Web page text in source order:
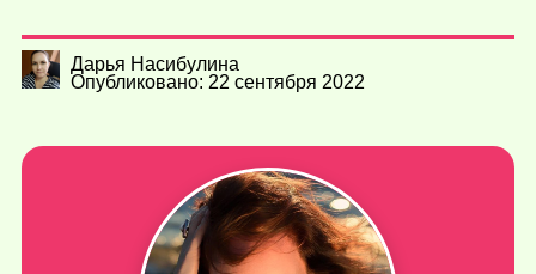
Дарья Насибулина
Опубликовано: 22 сентября 2022